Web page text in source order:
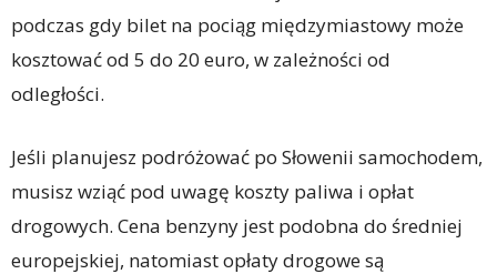
podczas gdy bilet na pociąg międzymiastowy może
kosztować od 5 do 20 euro, w zależności od
odległości.
Jeśli planujesz podróżować po Słowenii samochodem,
musisz wziąć pod uwagę koszty paliwa i opłat
drogowych. Cena benzyny jest podobna do średniej
europejskiej, natomiast opłaty drogowe są